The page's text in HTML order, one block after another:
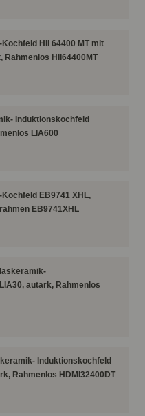
HII 64400 MT mit
Rahmenlos HII64400MT
Induktionskochfeld
LIA600
EB9741 XHL,
EB9741XHL
autark, Rahmenlos
Induktionskochfeld
Rahmenlos HDMI32400DT